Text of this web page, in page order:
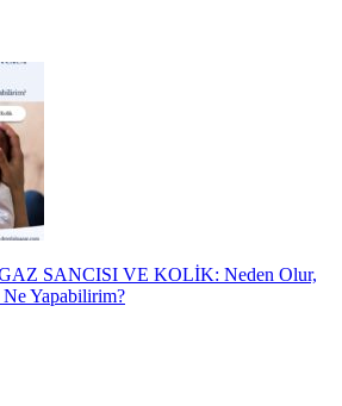
SANCISI VE KOLİK: Neden Olur,
Yapabilirim?